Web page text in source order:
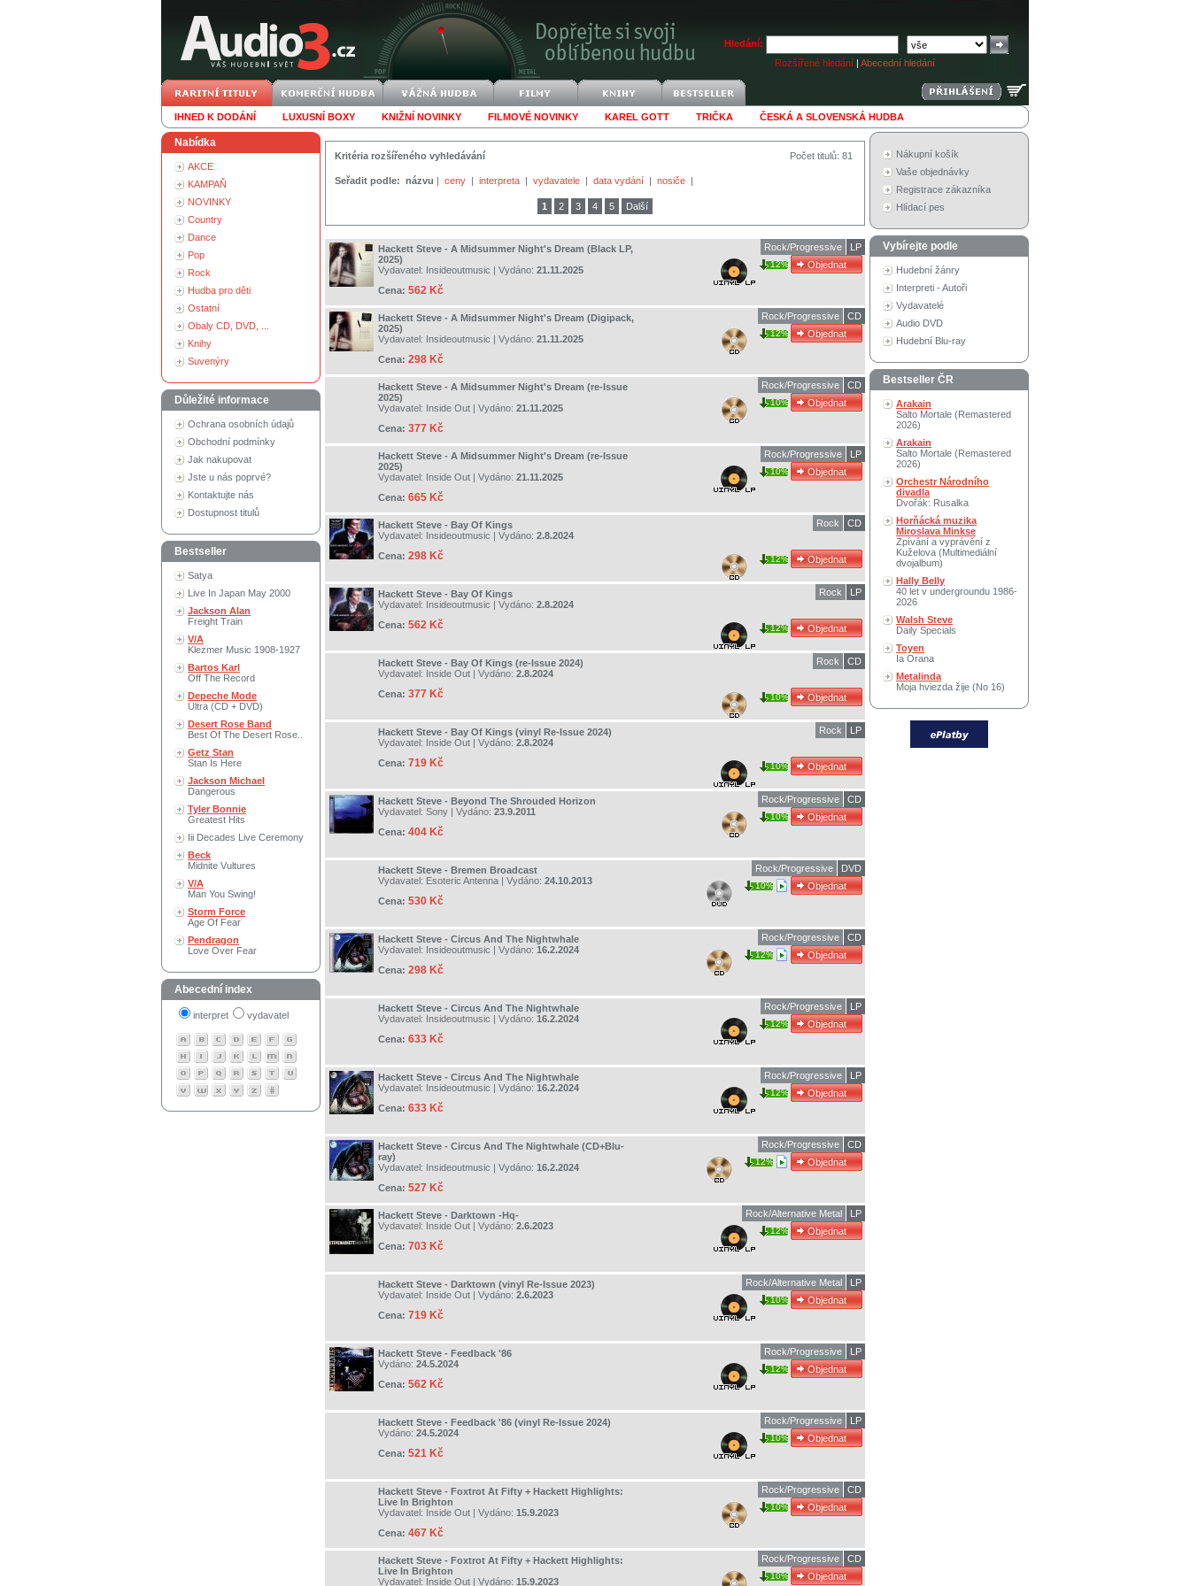
Hledání:
Rozšířené hledání | Abecední hledání
IHNED K DODÁNÍ LUXUSNÍ BOXY KNIŽNÍ NOVINKY FILMOVÉ NOVINKY KAREL GOTT TRIČKA ČESKÁ A SLOVENSKÁ HUDBA
Nabídka
AKCE
KAMPAŇ
NOVINKY
Country
Dance
Pop
Rock
Hudba pro děti
Ostatní
Obaly CD, DVD, ...
Knihy
Suvenýry
Důležité informace
Ochrana osobních údajů
Obchodní podmínky
Jak nakupovat
Jste u nás poprvé?
Kontaktujte nás
Dostupnost titulů
Bestseller
Satya
Live In Japan May 2000
Jackson Alan
Freight Train
V/A
Klezmer Music 1908-1927
Bartos Karl
Off The Record
Depeche Mode
Ultra (CD + DVD)
Desert Rose Band
Best Of The Desert Rose..
Getz Stan
Stan Is Here
Jackson Michael
Dangerous
Tyler Bonnie
Greatest Hits
Iii Decades Live Ceremony
Beck
Midnite Vultures
V/A
Man You Swing!
Storm Force
Age Of Fear
Pendragon
Love Over Fear
Abecední index
interpret vydavatel
Počet titulů: 81
Kritéria rozšířeného vyhledávání
Seřadit podle: názvu | ceny | interpreta | vydavatele | data vydání | nosiče |
1 2 3 4 5 Další
Hackett Steve - A Midsummer Night's Dream (Black LP,
2025)
Vydavatel: Insideoutmusic | Vydáno: 21.11.2025
Cena: 562 Kč
LP
Rock/Progressive
12%
Hackett Steve - A Midsummer Night's Dream (Digipack,
2025)
Vydavatel: Insideoutmusic | Vydáno: 21.11.2025
Cena: 298 Kč
CD
Rock/Progressive
12%
Hackett Steve - A Midsummer Night's Dream (re-Issue
2025)
Vydavatel: Inside Out | Vydáno: 21.11.2025
Cena: 377 Kč
CD
Rock/Progressive
10%
Hackett Steve - A Midsummer Night's Dream (re-Issue
2025)
Vydavatel: Inside Out | Vydáno: 21.11.2025
Cena: 665 Kč
LP
Rock/Progressive
10%
Hackett Steve - Bay Of Kings
Vydavatel: Insideoutmusic | Vydáno: 2.8.2024
Cena: 298 Kč
CD
Rock
12%
Hackett Steve - Bay Of Kings
Vydavatel: Insideoutmusic | Vydáno: 2.8.2024
Cena: 562 Kč
LP
Rock
12%
Hackett Steve - Bay Of Kings (re-Issue 2024)
Vydavatel: Inside Out | Vydáno: 2.8.2024
Cena: 377 Kč
CD
Rock
10%
Hackett Steve - Bay Of Kings (vinyl Re-Issue 2024)
Vydavatel: Inside Out | Vydáno: 2.8.2024
Cena: 719 Kč
LP
Rock
10%
Hackett Steve - Beyond The Shrouded Horizon
Vydavatel: Sony | Vydáno: 23.9.2011
Cena: 404 Kč
CD
Rock/Progressive
10%
Hackett Steve - Bremen Broadcast
Vydavatel: Esoteric Antenna | Vydáno: 24.10.2013
Cena: 530 Kč
DVD
Rock/Progressive
10%
Hackett Steve - Circus And The Nightwhale
Vydavatel: Insideoutmusic | Vydáno: 16.2.2024
Cena: 298 Kč
CD
Rock/Progressive
12%
Hackett Steve - Circus And The Nightwhale
Vydavatel: Insideoutmusic | Vydáno: 16.2.2024
Cena: 633 Kč
LP
Rock/Progressive
12%
Hackett Steve - Circus And The Nightwhale
Vydavatel: Insideoutmusic | Vydáno: 16.2.2024
Cena: 633 Kč
LP
Rock/Progressive
12%
Hackett Steve - Circus And The Nightwhale (CD+Blu-
ray)
Vydavatel: Insideoutmusic | Vydáno: 16.2.2024
Cena: 527 Kč
CD
Rock/Progressive
12%
Hackett Steve - Darktown -Hq-
Vydavatel: Inside Out | Vydáno: 2.6.2023
Cena: 703 Kč
LP
Rock/Alternative Metal
12%
Hackett Steve - Darktown (vinyl Re-Issue 2023)
Vydavatel: Inside Out | Vydáno: 2.6.2023
Cena: 719 Kč
LP
Rock/Alternative Metal
10%
Hackett Steve - Feedback '86
Vydáno: 24.5.2024
Cena: 562 Kč
LP
Rock/Progressive
12%
Hackett Steve - Feedback '86 (vinyl Re-Issue 2024)
Vydáno: 24.5.2024
Cena: 521 Kč
LP
Rock/Progressive
10%
Hackett Steve - Foxtrot At Fifty + Hackett Highlights:
Live In Brighton
Vydavatel: Inside Out | Vydáno: 15.9.2023
Cena: 467 Kč
CD
Rock/Progressive
10%
Hackett Steve - Foxtrot At Fifty + Hackett Highlights:
Live In Brighton
Vydavatel: Inside Out | Vydáno: 15.9.2023
CD
Rock/Progressive
10%
Nákupní košík
Vaše objednávky
Registrace zákazníka
Hlídací pes
Vybírejte podle
Hudební žánry
Interpreti - Autoři
Vydavatelé
Audio DVD
Hudební Blu-ray
Bestseller ČR
Arakain
Salto Mortale (Remastered
2026)
Arakain
Salto Mortale (Remastered
2026)
Orchestr Národního
divadla
Dvořák: Rusalka
Horňácká muzika
Miroslava Minkse
Zpívání a vyprávění z
Kuželova (Multimediální
dvojalbum)
Hally Belly
40 let v undergroundu 1986-
2026
Walsh Steve
Daily Specials
Toyen
Ia Orana
Metalinda
Moja hviezda žije (No 16)